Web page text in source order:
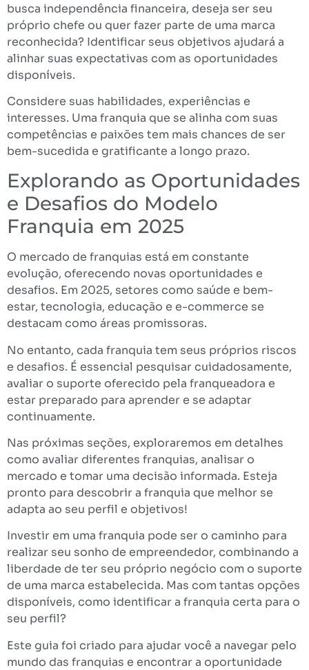
busca independência financeira, deseja ser seu
próprio chefe ou quer fazer parte de uma marca
reconhecida? Identificar seus objetivos ajudará a
alinhar suas expectativas com as oportunidades
disponíveis.
Considere suas habilidades, experiências e
interesses. Uma franquia que se alinha com suas
competências e paixões tem mais chances de ser
bem-sucedida e gratificante a longo prazo.
Explorando as Oportunidades
e Desafios do Modelo
Franquia em 2025
O mercado de franquias está em constante
evolução, oferecendo novas oportunidades e
desafios. Em 2025, setores como saúde e bem-
estar, tecnologia, educação e e-commerce se
destacam como áreas promissoras.
No entanto, cada franquia tem seus próprios riscos
e desafios. É essencial pesquisar cuidadosamente,
avaliar o suporte oferecido pela franqueadora e
estar preparado para aprender e se adaptar
continuamente.
Nas próximas seções, exploraremos em detalhes
como avaliar diferentes franquias, analisar o
mercado e tomar uma decisão informada. Esteja
pronto para descobrir a franquia que melhor se
adapta ao seu perfil e objetivos!
Investir em uma franquia pode ser o caminho para
realizar seu sonho de empreendedor, combinando a
liberdade de ter seu próprio negócio com o suporte
de uma marca estabelecida. Mas com tantas opções
disponíveis, como identificar a franquia certa para o
seu perfil?
Este guia foi criado para ajudar você a navegar pelo
mundo das franquias e encontrar a oportunidade